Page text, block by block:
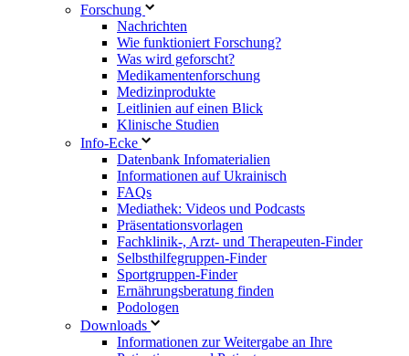
Forschung
Nachrichten
Wie funktioniert Forschung?
Was wird geforscht?
Medikamentenforschung
Medizinprodukte
Leitlinien auf einen Blick
Klinische Studien
Info-Ecke
Datenbank Infomaterialien
Informationen auf Ukrainisch
FAQs
Mediathek: Videos und Podcasts
Präsentationsvorlagen
Fachklinik-, Arzt- und Therapeuten-Finder
Selbsthilfegruppen-Finder
Sportgruppen-Finder
Ernährungsberatung finden
Podologen
Downloads
Informationen zur Weitergabe an Ihre